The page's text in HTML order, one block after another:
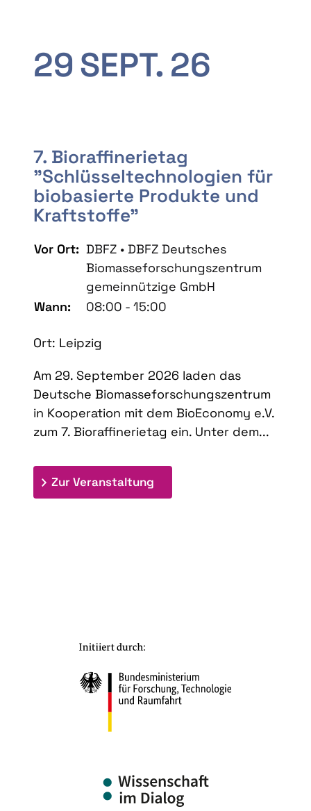
29SEPT. 26
7. Bioraffinerietag
"Schlüsseltechnologien für
biobasierte Produkte und
Kraftstoffe"
Vor Ort: DBFZ • DBFZ Deutsches
Biomasseforschungszentrum
gemeinnützige GmbH
Wann:
08:00 - 15:00
Ort: Leipzig
Am 29. September 2026 laden das
Deutsche Biomasseforschungszentrum
in Kooperation mit dem BioEconomy e.V.
zum 7. Bioraffinerietag ein. Unter dem...
Zur Veranstaltung